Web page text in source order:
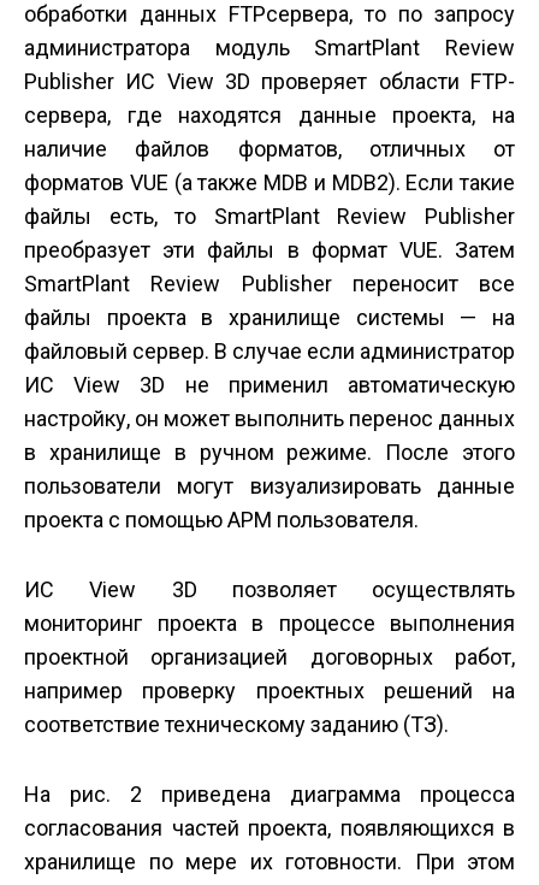
обработки данных FTP­сервера, то по запросу
администратора модуль SmartPlant Review
Publisher ИС View 3D проверяет области FTP­
сервера, где находятся данные проекта, на
наличие файлов форматов, отличных от
форматов VUE (а также MDB и MDB2). Если такие
файлы есть, то SmartPlant Review Publisher
преобразует эти файлы в формат VUE. Затем
SmartPlant Review Publisher переносит все
файлы проекта в хранилище системы — на
файловый сервер. В случае если администратор
ИС View 3D не применил автоматическую
настройку, он может выполнить перенос данных
в хранилище в ручном режиме. После этого
пользователи могут визуализировать данные
проекта с помощью АРМ пользователя.
ИС View 3D позволяет осуществлять
мониторинг проекта в процессе выполнения
проектной организацией договорных работ,
например проверку проектных решений на
соответствие техническому заданию (ТЗ).
На рис. 2 приведена диаграмма процесса
согласования частей проекта, появляющихся в
хранилище по мере их готовности. При этом